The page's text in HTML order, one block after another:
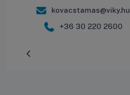
kovacstamas@viky.hu
+36 30 220 2600